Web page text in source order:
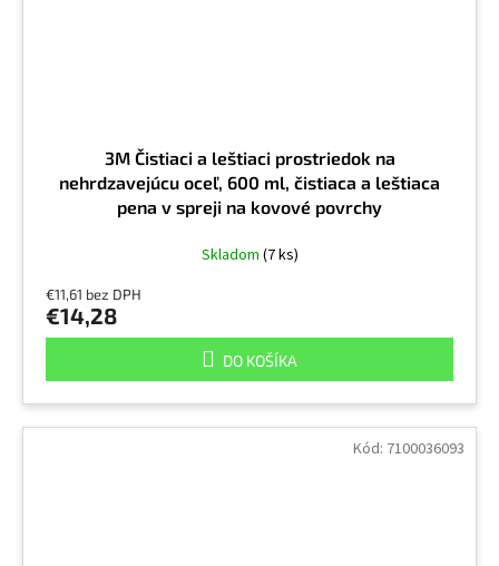
3M Čistiaci a leštiaci prostriedok na
nehrdzavejúcu oceľ, 600 ml, čistiaca a leštiaca
pena v spreji na kovové povrchy
Skladom (7 ks)
€11,61 bez DPH
€14,28
DO KOŠÍKA
Kód: 7100036093